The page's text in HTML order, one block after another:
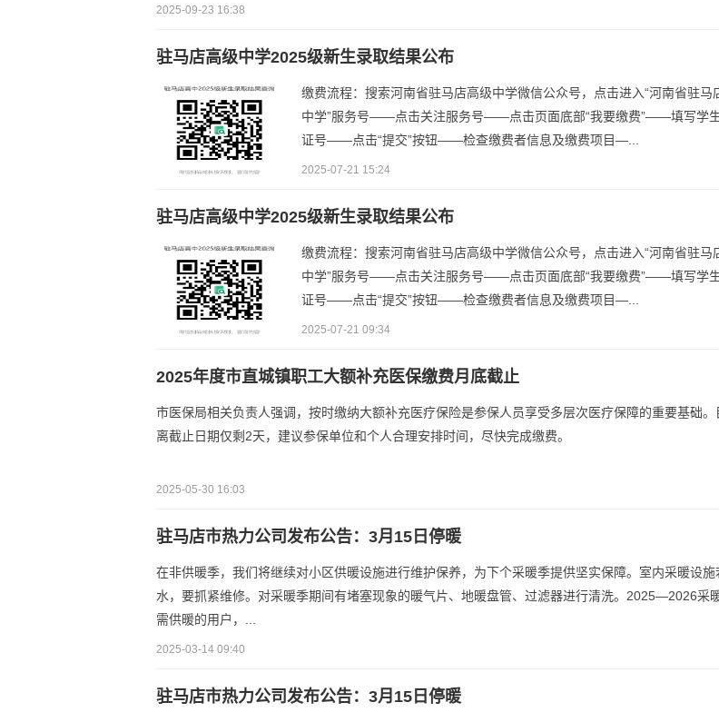
2025-09-23 16:38
驻马店高级中学2025级新生录取结果公布
缴费流程：搜索河南省驻马店高级中学微信公众号，点击进入“河南省驻马
中学”服务号——点击关注服务号——点击页面底部“我要缴费”——填写学
证号——点击“提交”按钮——检查缴费者信息及缴费项目—...
2025-07-21 15:24
驻马店高级中学2025级新生录取结果公布
缴费流程：搜索河南省驻马店高级中学微信公众号，点击进入“河南省驻马
中学”服务号——点击关注服务号——点击页面底部“我要缴费”——填写学
证号——点击“提交”按钮——检查缴费者信息及缴费项目—...
2025-07-21 09:34
2025年度市直城镇职工大额补充医保缴费月底截止
市医保局相关负责人强调，按时缴纳大额补充医疗保险是参保人员享受多层次医疗保障的重要基础。
离截止日期仅剩2天，建议参保单位和个人合理安排时间，尽快完成缴费。
2025-05-30 16:03
驻马店市热力公司发布公告：3月15日停暖
在非供暖季，我们将继续对小区供暖设施进行维护保养，为下个采暖季提供坚实保障。室内采暖设施
水，要抓紧维修。对采暖季期间有堵塞现象的暖气片、地暖盘管、过滤器进行清洗。2025—2026采
需供暖的用户，...
2025-03-14 09:40
驻马店市热力公司发布公告：3月15日停暖